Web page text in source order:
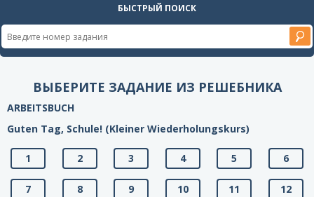
БЫСТРЫЙ ПОИСК
ВЫБЕРИТЕ ЗАДАНИЕ ИЗ РЕШЕБНИКА
ARBEITSBUCH
Guten Tag, Schule! (Kleiner Wiederholungskurs)
1 2 3 4 5 6
7 8 9 10 11 12